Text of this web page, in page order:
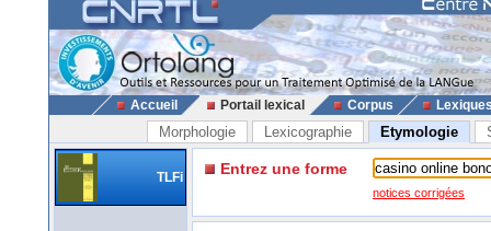
Accueil Portail lexical Corpus
Morphologie Lexicographie Etymologie
TLFi Entrez une forme
notices corrigées